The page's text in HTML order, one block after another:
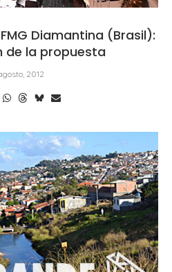
Diamantina (Brasil):
de la propuesta
2012